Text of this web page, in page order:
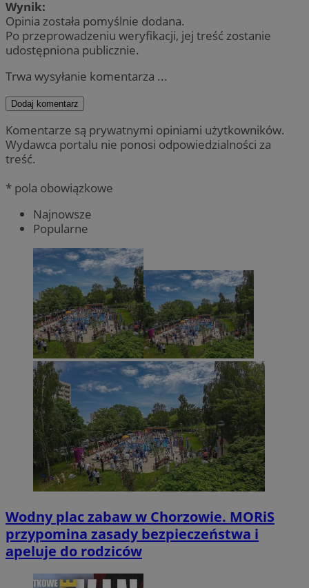
Wynik:
Opinia została pomyślnie dodana.
Po przeprowadzeniu weryfikacji, jej treść zostanie
udostępniona publicznie.
Trwa wysyłanie komentarza ...
Dodaj komentarz
Komentarze są prywatnymi opiniami użytkowników.
Wydawca portalu nie ponosi odpowiedzialności za
treść.
* pola obowiązkowe
Najnowsze
Popularne
Wodny plac zabaw w Chorzowie. MORiS
przypomina zasady bezpieczeństwa i
apeluje do rodziców